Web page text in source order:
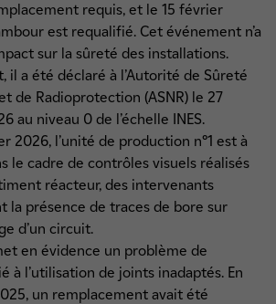
requis, et le 15 février
est requalifié. Cet événement n’a
sur la sûreté des installations.
il a été déclaré à l’Autorité de Sûreté
de Radioprotection (ASNR) le 27
au niveau 0 de l’échelle INES.
2026, l’unité de production n°1 est à
le cadre de contrôles visuels réalisés
réacteur, des intervenants
la présence de traces de bore sur
d’un circuit.
en évidence un problème de
à l’utilisation de joints inadaptés. En
un remplacement avait été